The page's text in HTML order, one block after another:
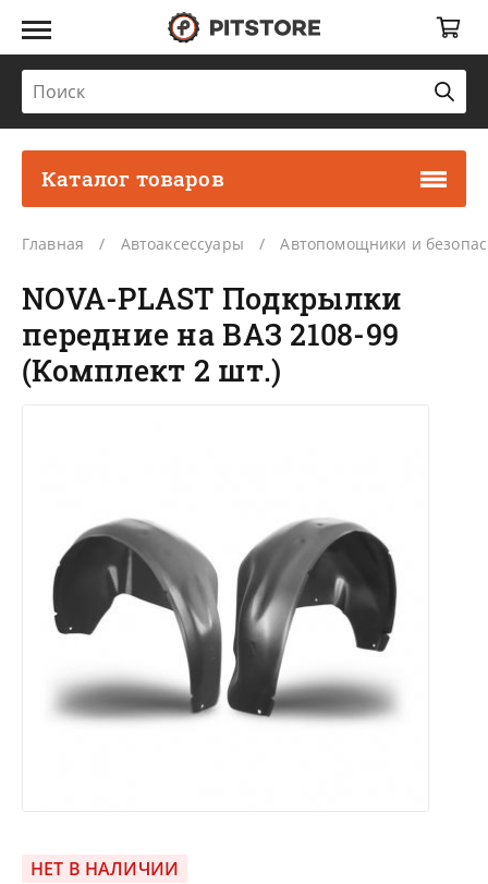
Каталог товаров
Главная Автоаксессуары Автопомощники и
NOVA-PLAST Подкрылки
передние на ВАЗ 2108-99
(Комплект 2 шт.)
НЕТ В НАЛИЧИИ